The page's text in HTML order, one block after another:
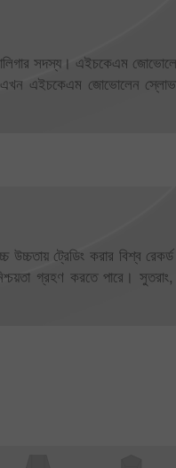
সদস্য। এইচকেএম
এইচকেএম জোভোলেন
উচ্চতায় ট্রেডিং করার বিশ্ব
গ্রহণ করতে পারে।